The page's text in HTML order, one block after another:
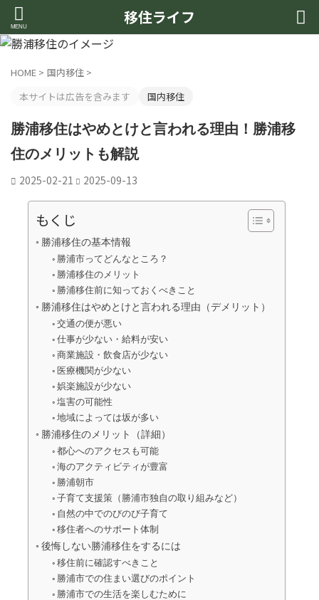
移住ライフ
HOME > 国内移住 >
本サイトは広告を含みます
国内移住
勝浦移住はやめとけと言われる理由！勝浦移
住のメリットも解説
2025-02-21 2025-09-13
もくじ
勝浦移住の基本情報
勝浦市ってどんなところ？
勝浦移住のメリット
勝浦移住前に知っておくべきこと
勝浦移住はやめとけと言われる理由（デメリット）
交通の便が悪い
仕事が少ない・給料が安い
商業施設・飲食店が少ない
医療機関が少ない
娯楽施設が少ない
塩害の可能性
地域によっては坂が多い
勝浦移住のメリット（詳細）
都心へのアクセスも可能
海のアクティビティが豊富
勝浦朝市
子育て支援策（勝浦市独自の取り組みなど）
自然の中でのびのび子育て
移住者へのサポート体制
後悔しない勝浦移住をするには
移住前に確認すべきこと
勝浦市での住まい選びのポイント
勝浦市での生活を楽しむために